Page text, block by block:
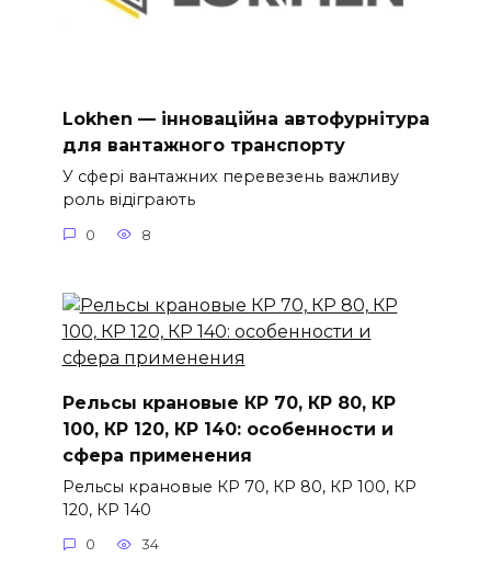
Lokhen — інноваційна автофурнітура
для вантажного транспорту
У сфері вантажних перевезень важливу
роль відіграють
0 8
Рельсы крановые КР 70, КР 80, КР
100, КР 120, КР 140: особенности и
сфера применения
Рельсы крановые КР 70, КР 80, КР 100, КР
120, КР 140
0 34